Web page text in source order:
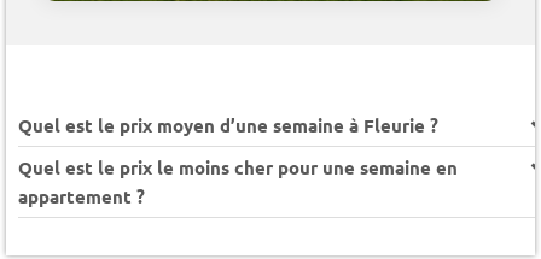
Quel est le prix moyen d’une semaine à Fleurie ?
Quel est le prix le moins cher pour une semaine en
appartement ?